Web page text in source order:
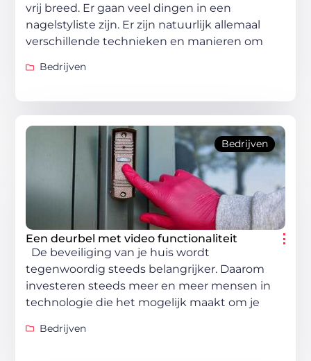
vrij breed. Er gaan veel dingen in een
nagelstyliste zijn. Er zijn natuurlijk allemaal
verschillende technieken en manieren om
Bedrijven
Bedrijven
Een deurbel met video functionaliteit
De beveiliging van je huis wordt
tegenwoordig steeds belangrijker. Daarom
investeren steeds meer en meer mensen in
technologie die het mogelijk maakt om je
Bedrijven